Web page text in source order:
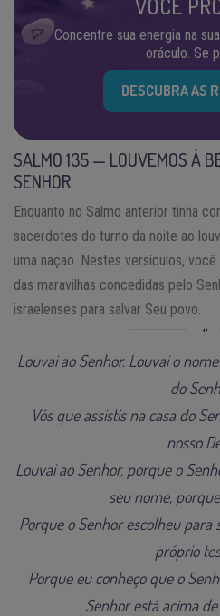
Concentre sua energia na
oráculo. Se
DESCUBRA AS
SALMO 135 — LOUVEMOS À
SENHOR
Enquanto no Salmo anterior tinha
sacerdotes do turno da noite ao
uma nação. Nestes versículos,
das maravilhas concedidas pelo
israelenses para salvar Seu povo.
Louvai ao Senhor. Louvai o
do
Vós que assistis na casa do
nosso
Louvai ao Senhor, porque o
seu nome,
Porque o Senhor escolheu para
próprio
Porque eu conheço que o
Senhor está acima